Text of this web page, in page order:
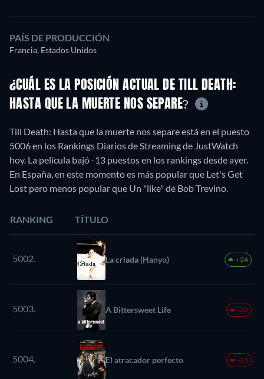
PAÍS DE PRODUCCIÓN
Francia, Estados Unidos
¿CUÁL ES LA POSICIÓN ACTUAL DE TILL DEATH:
HASTA QUE LA MUERTE NOS SEPARE?
Till Death: Hasta que la muerte nos separe está en el puesto
5006 en los Rankings Diarios de Streaming de JustWatch
hoy. La película bajó -13 puestos en los rankings desde ayer.
En España, en este momento es más popular que Let's Get
Lost pero menos popular que Un "like" de Bob Trevino.
RANKING TÍTULO
5002. La criada (Hanyo) +24
5003. A Bittersweet Life -32
5004. El atracador perfecto -13